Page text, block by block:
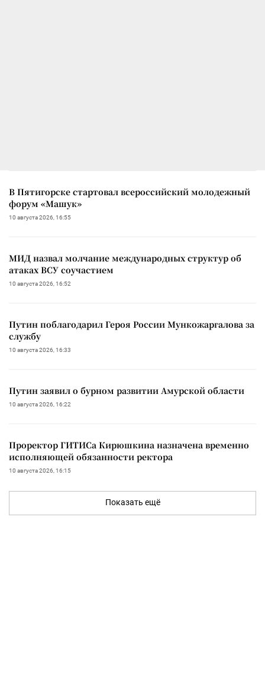
В Пятигорске стартовал всероссийский молодежный
форум «Машук»
10 августа 2026, 16:55
МИД назвал молчание международных структур об
атаках ВСУ соучастием
10 августа 2026, 16:52
Путин поблагодарил Героя России Мункожаргалова за
службу
10 августа 2026, 16:33
Путин заявил о бурном развитии Амурской области
10 августа 2026, 16:22
Проректор ГИТИСа Кирюшкина назначена временно
исполняющей обязанности ректора
10 августа 2026, 16:15
Показать ещё